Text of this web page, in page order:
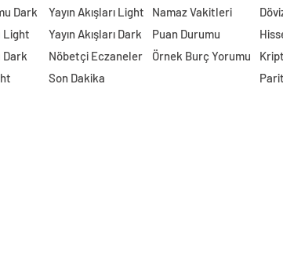
Dark
Light
Dark
Yayın Akışları Light
Yayın Akışları Dark
Nöbetçi Eczaneler
Son Dakika
Namaz Vakitleri
Puan Durumu
Örnek Burç Yorumu